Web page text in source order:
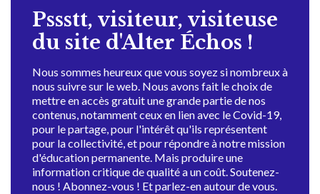
Pssstt, visiteur, visiteuse
du site d'Alter Échos !
Nous sommes heureux que vous soyez si nombreux à
nous suivre sur le web. Nous avons fait le choix de
mettre en accès gratuit une grande partie de nos
contenus, notamment ceux en lien avec le Covid-19,
pour le partage, pour l'intérêt qu'ils représentent
pour la collectivité, et pour répondre à notre mission
d'éducation permanente. Mais produire une
information critique de qualité a un coût. Soutenez-
nous ! Abonnez-vous ! Et parlez-en autour de vous.